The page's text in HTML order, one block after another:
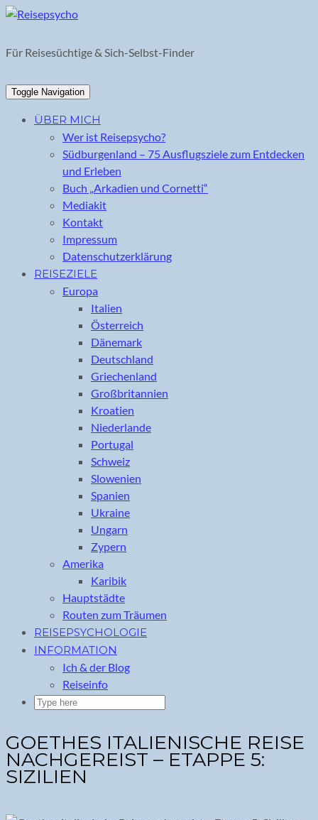
Skip
content
Für Reisesüchtige & Sich-Selbst-Finder
Toggle Navigation
ÜBER MICH
Wer ist Reisepsycho?
Südburgenland – 75 Ausflugsziele zum Entdecken
und Erleben
Buch „Arkadien und Cornetti“
Mediakit
Kontakt
Impressum
Datenschutzerklärung
REISEZIELE
Europa
Italien
Österreich
Dänemark
Deutschland
Griechenland
Großbritannien
Kroatien
Niederlande
Portugal
Schweiz
Slowenien
Spanien
Ukraine
Ungarn
Zypern
Amerika
Karibik
Hauptstädte
Routen zum Träumen
REISEPSYCHOLOGIE
INFORMATION
Ich & der Blog
Reiseinfo
GOETHES ITALIENISCHE REISE
NACHGEREIST – ETAPPE 5:
SIZILIEN